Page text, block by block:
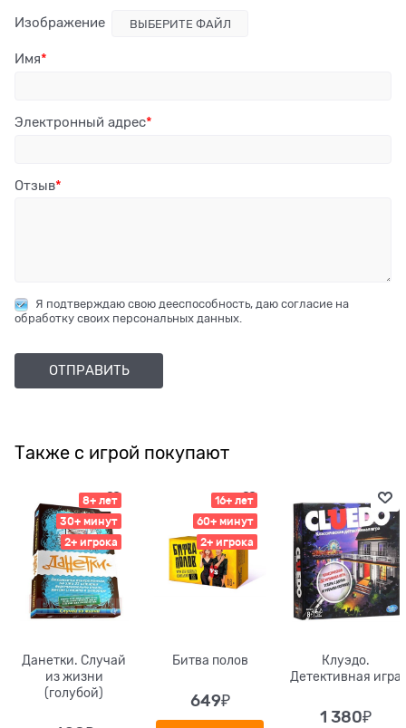
Изображение ВЫБЕРИТЕ ФАЙЛ
Имя
Электронный адрес
Отзыв
Я подтверждаю свою дееспособность, даю согласие на
обработку своих персональных данных.
Также с игрой покупают
8+ лет
30+ минут
2+ игрока
Данетки. Случай
из жизни
(голубой)
16+ лет
60+ минут
2+ игрока
Битва полов
649₽
Клуэдо.
Детективная игра
1 380₽